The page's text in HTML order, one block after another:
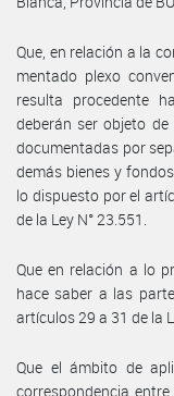
Que, en relación a la
mentado plexo
resulta procedente
deberán ser objeto
documentadas por
demás bienes y
lo dispuesto por el
de la Ley N° 23.551.
Que en relación a lo
hace saber a las
artículos 29 a 31 de la
Que el ámbito de
correspondencia